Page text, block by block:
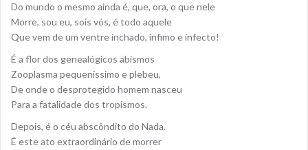
Do mundo o mesmo ainda é, que, ora, o que nele
Morre, sou eu, sois vós, é todo aquele
Que vem de um ventre inchado, ínfimo e infecto!
É a flor dos genealógicos abismos
Zooplasma pequeníssimo e plebeu,
De onde o desprotegido homem nasceu
Para a fatalidade dos tropismos.
Depois, é o céu abscôndito do Nada.
É este ato extraordinário de morrer